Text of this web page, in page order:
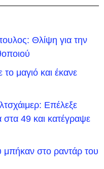
Θλίψη για την
μαγιό και έκανε
Επέλεξε
49 και κατέγραψε
στο ραντάρ του